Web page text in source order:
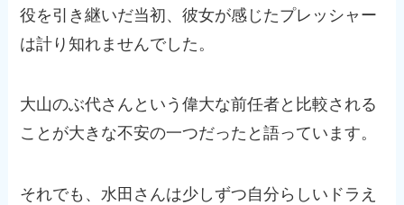
役を引き継いだ当初、彼女が感じたプレッシャー
は計り知れませんでした。
大山のぶ代さんという偉大な前任者と比較される
ことが大きな不安の一つだったと語っています。
それでも、水田さんは少しずつ自分らしいドラえ